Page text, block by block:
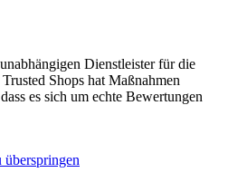
Dienstleister für die
Shops hat Maßnahmen
es sich um echte Bewertungen